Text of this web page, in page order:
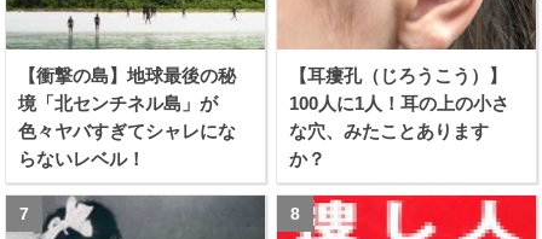
【衝撃の島】地球最後の秘
境「北センチネル島」が
色々ヤバすぎてシャレにな
らないレベル！
【耳瘻孔（じろうこう）】
100人に1人！耳の上の小さ
な穴、みたことあります
か？